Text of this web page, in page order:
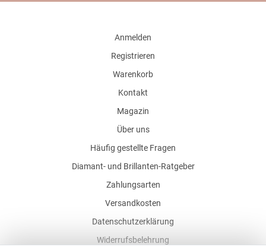
Anmelden
Registrieren
Warenkorb
Kontakt
Magazin
Über uns
Häufig gestellte Fragen
Diamant- und Brillanten-Ratgeber
Zahlungsarten
Versandkosten
Datenschutzerklärung
Widerrufsbelehrung